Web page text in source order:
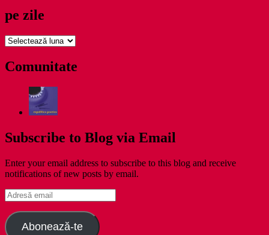
pe zile
pe
Comunitate
Subscribe to Blog via Email
Enter your email address to subscribe to this blog and receive
notifications of new posts by email.
Adresă
email
Abonează-te